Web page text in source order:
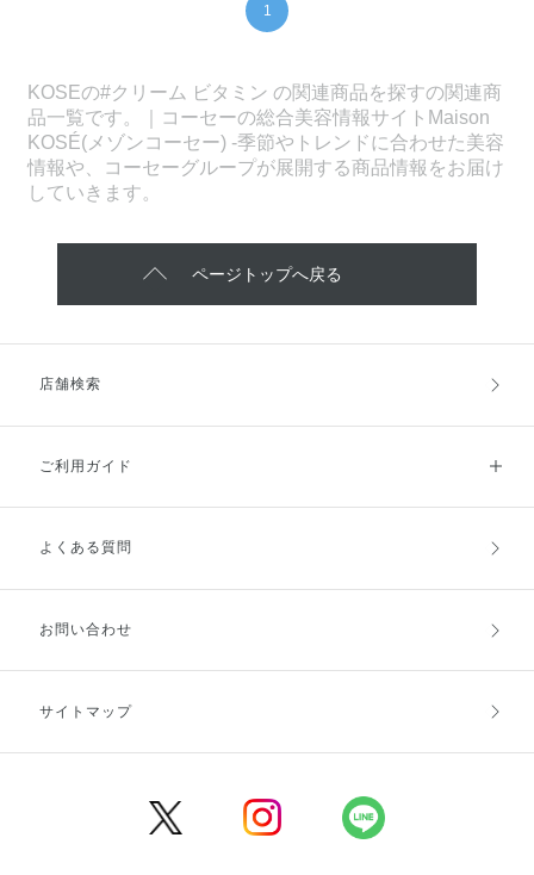
1
KOSEの#クリーム ビタミン の関連商品を探すの関連商
品一覧です。｜コーセーの総合美容情報サイトMaison
KOSÉ(メゾンコーセー) -季節やトレンドに合わせた美容
情報や、コーセーグループが展開する商品情報をお届け
していきます。
ページトップへ戻る
店舗検索
ご利用ガイド
ご利用ガイドトップ
お支払方法
キャンセル・返品・交換
よくある質問
お問い合わせ
サイトマップ